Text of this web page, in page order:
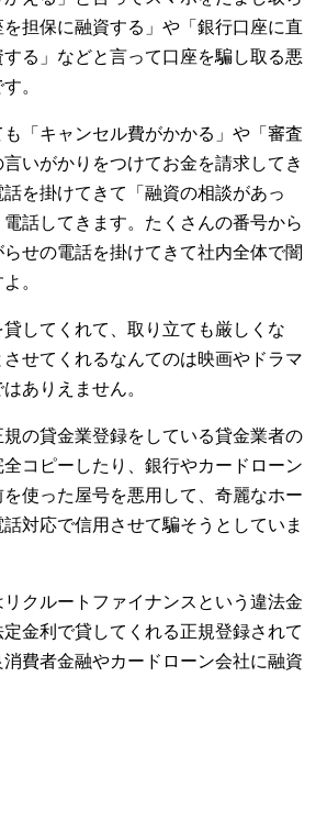
担保に融資する」や「銀行口座に直
る」などと言って口座を騙し取る悪
。
「キャンセル費がかかる」や「審査
いがかりをつけてお金を請求してき
を掛けてきて「融資の相談があっ
話してきます。たくさんの番号から
せの電話を掛けてきて社内全体で闇
。
してくれて、取り立ても厳しくな
せてくれるなんてのは映画やドラマ
ありえません。
の貸金業登録をしている貸金業者の
コピーしたり、銀行やカードローン
使った屋号を悪用して、奇麗なホー
対応で信用させて騙そうとしていま
クルートファイナンスという違法金
金利で貸してくれる正規登録されて
費者金融やカードローン会社に融資